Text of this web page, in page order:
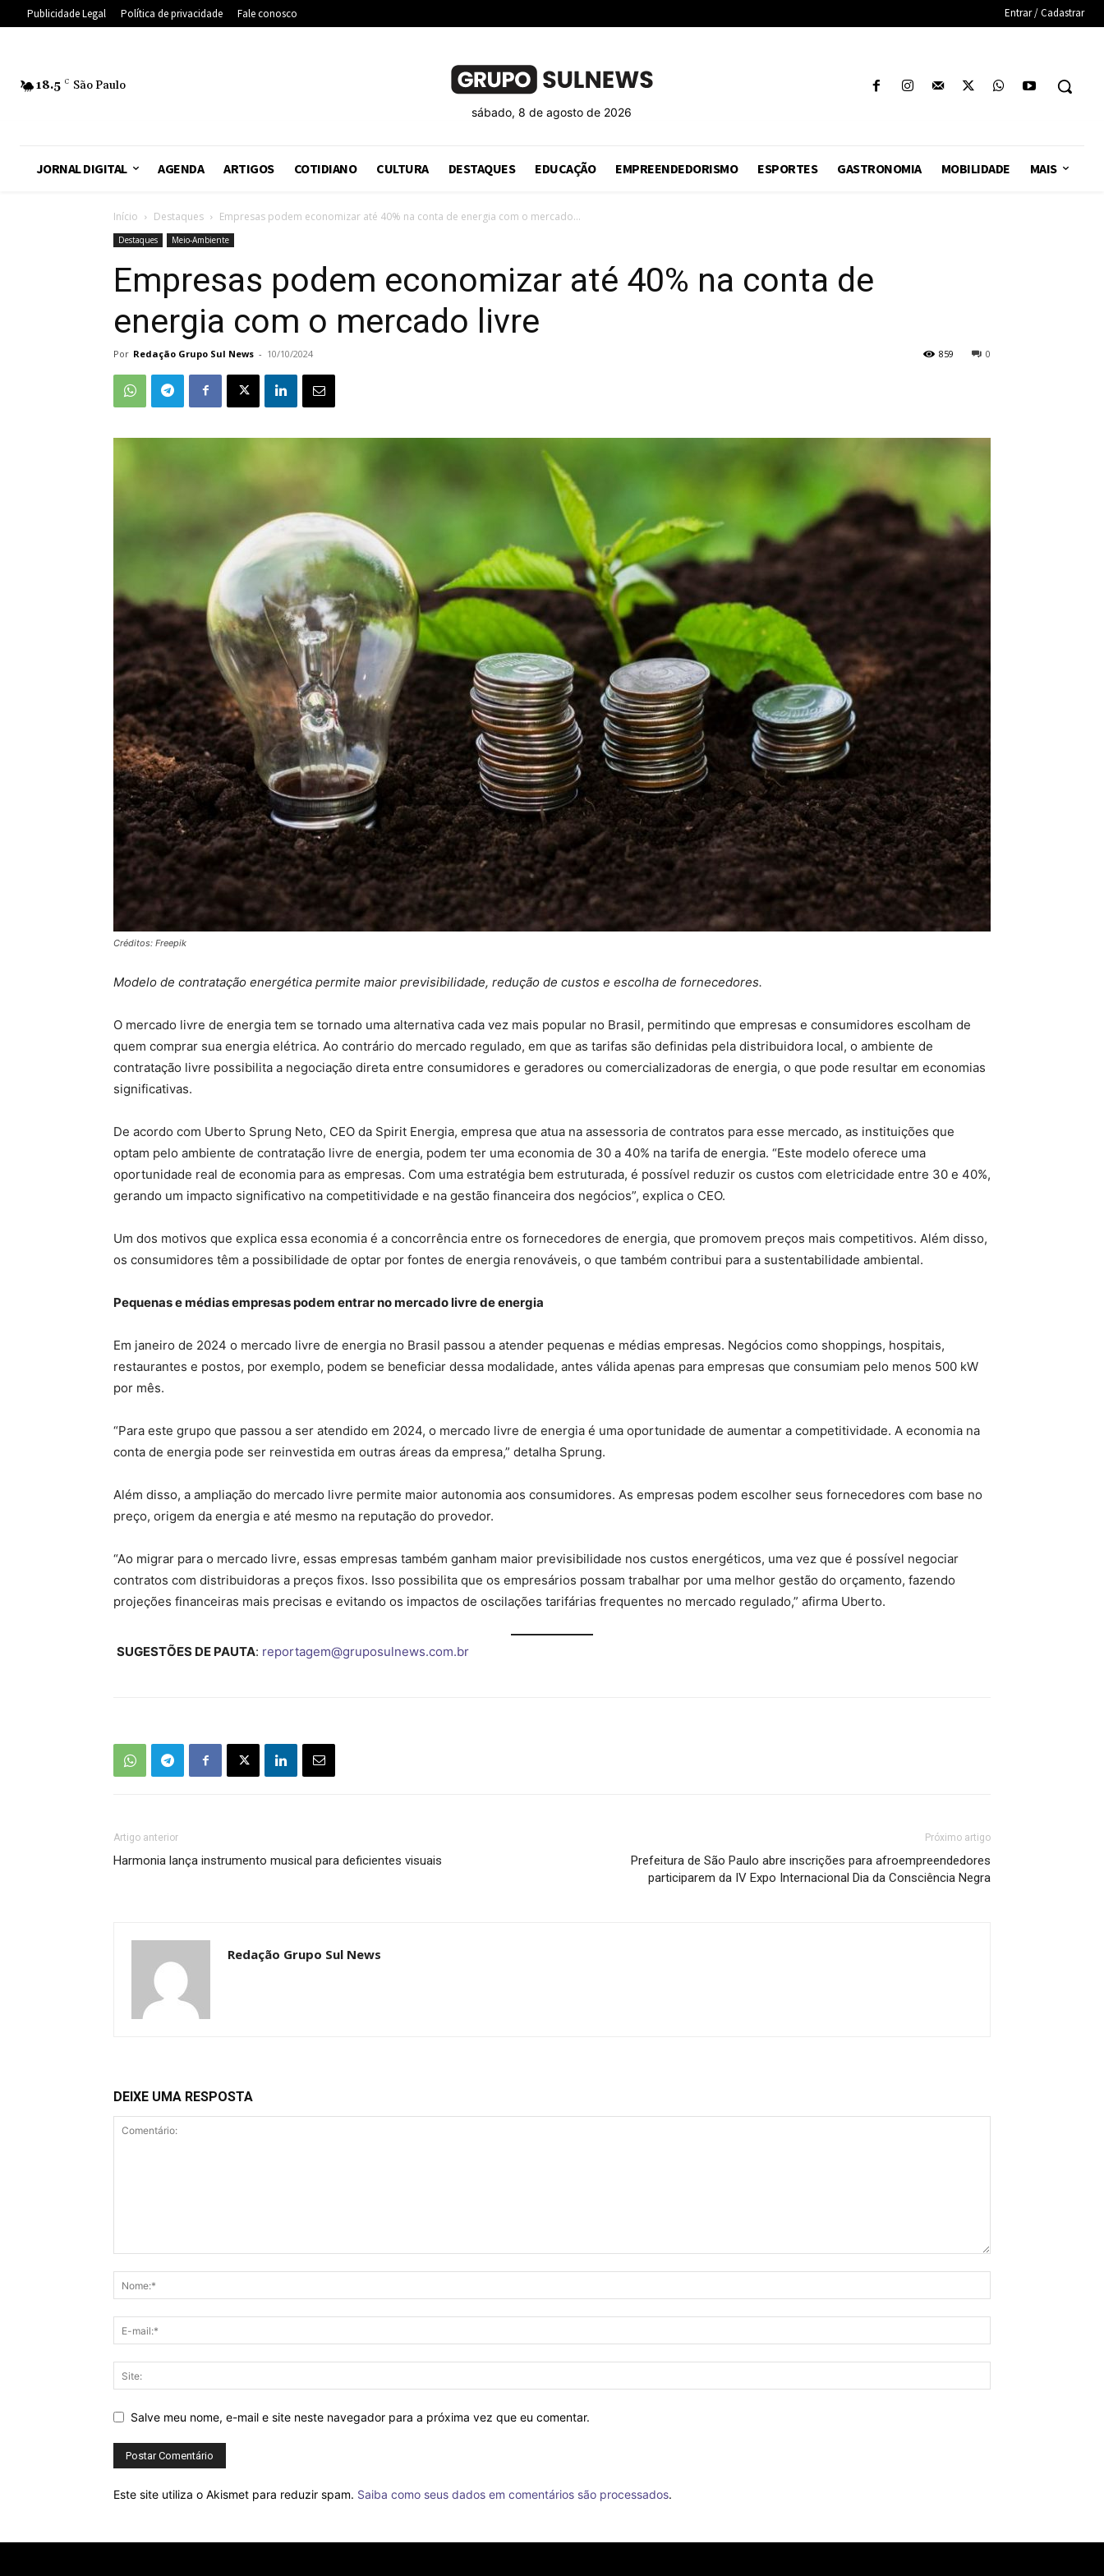
Publicidade Legal Política de privacidade Fale conosco Entrar / Cadastrar
18.5 C São Paulo
sábado, 8 de agosto de 2026
JORNAL DIGITAL AGENDA ARTIGOS COTIDIANO CULTURA DESTAQUES EDUCAÇÃO EMPREENDEDORISMO ESPORTES GASTRONOMIA MOBILIDADE MAIS
Início Destaques Empresas podem economizar até 40% na conta de energia com o mercado...
Destaques Meio-Ambiente
Empresas podem economizar até 40% na conta de
energia com o mercado livre
Por Redação Grupo Sul News - 10/10/2024 0
859
Créditos: Freepik
Modelo de contratação energética permite maior previsibilidade, redução de custos e escolha de fornecedores.
O mercado livre de energia tem se tornado uma alternativa cada vez mais popular no Brasil, permitindo que empresas e consumidores escolham de
quem comprar sua energia elétrica. Ao contrário do mercado regulado, em que as tarifas são definidas pela distribuidora local, o ambiente de
contratação livre possibilita a negociação direta entre consumidores e geradores ou comercializadoras de energia, o que pode resultar em economias
significativas.
De acordo com Uberto Sprung Neto, CEO da Spirit Energia, empresa que atua na assessoria de contratos para esse mercado, as instituições que
optam pelo ambiente de contratação livre de energia, podem ter uma economia de 30 a 40% na tarifa de energia. “Este modelo oferece uma
oportunidade real de economia para as empresas. Com uma estratégia bem estruturada, é possível reduzir os custos com eletricidade entre 30 e 40%,
gerando um impacto significativo na competitividade e na gestão financeira dos negócios”, explica o CEO.
Um dos motivos que explica essa economia é a concorrência entre os fornecedores de energia, que promovem preços mais competitivos. Além disso,
os consumidores têm a possibilidade de optar por fontes de energia renováveis, o que também contribui para a sustentabilidade ambiental.
Pequenas e médias empresas podem entrar no mercado livre de energia
Em janeiro de 2024 o mercado livre de energia no Brasil passou a atender pequenas e médias empresas. Negócios como shoppings, hospitais,
restaurantes e postos, por exemplo, podem se beneficiar dessa modalidade, antes válida apenas para empresas que consumiam pelo menos 500 kW
por mês.
“Para este grupo que passou a ser atendido em 2024, o mercado livre de energia é uma oportunidade de aumentar a competitividade. A economia na
conta de energia pode ser reinvestida em outras áreas da empresa,” detalha Sprung.
Além disso, a ampliação do mercado livre permite maior autonomia aos consumidores. As empresas podem escolher seus fornecedores com base no
preço, origem da energia e até mesmo na reputação do provedor.
“Ao migrar para o mercado livre, essas empresas também ganham maior previsibilidade nos custos energéticos, uma vez que é possível negociar
contratos com distribuidoras a preços fixos. Isso possibilita que os empresários possam trabalhar por uma melhor gestão do orçamento, fazendo
projeções financeiras mais precisas e evitando os impactos de oscilações tarifárias frequentes no mercado regulado,” afirma Uberto.
SUGESTÕES DE PAUTA: reportagem@gruposulnews.com.br
Artigo anterior
Harmonia lança instrumento musical para deficientes visuais
Próximo artigo
Prefeitura de São Paulo abre inscrições para afroempreendedores
participarem da IV Expo Internacional Dia da Consciência Negra
Redação Grupo Sul News
DEIXE UMA RESPOSTA
Salve meu nome, e-mail e site neste navegador para a próxima vez que eu comentar.
Este site utiliza o Akismet para reduzir spam. Saiba como seus dados em comentários são processados.